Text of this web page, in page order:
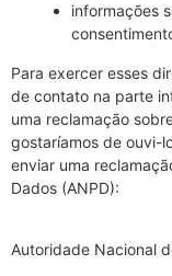
informações
Para exercer esses
de contato na parte
uma reclamação
gostaríamos de ouvi-
enviar uma
Dados (ANPD):
Autoridade Nacional